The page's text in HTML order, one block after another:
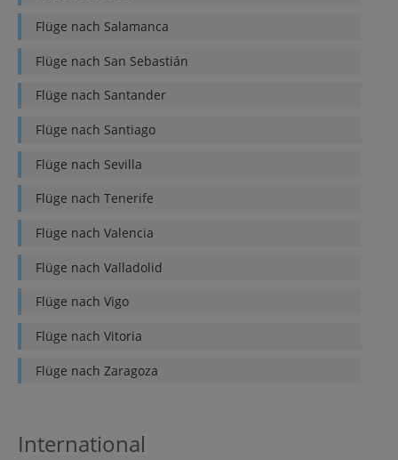
Flüge nach Salamanca
Flüge nach San Sebastián
Flüge nach Santander
Flüge nach Santiago
Flüge nach Sevilla
Flüge nach Tenerife
Flüge nach Valencia
Flüge nach Valladolid
Flüge nach Vigo
Flüge nach Vitoria
Flüge nach Zaragoza
International